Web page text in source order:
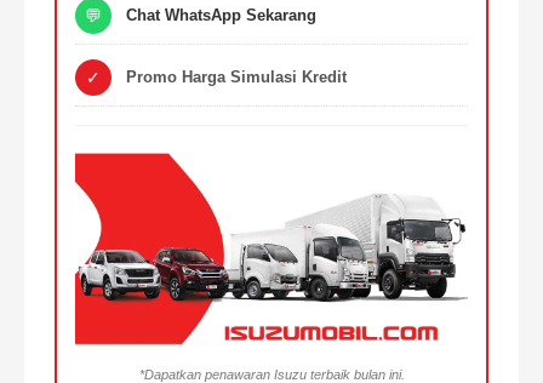
💬 Chat WhatsApp Sekarang
✓ Promo Harga Simulasi Kredit
*Dapatkan penawaran Isuzu terbaik bulan ini.